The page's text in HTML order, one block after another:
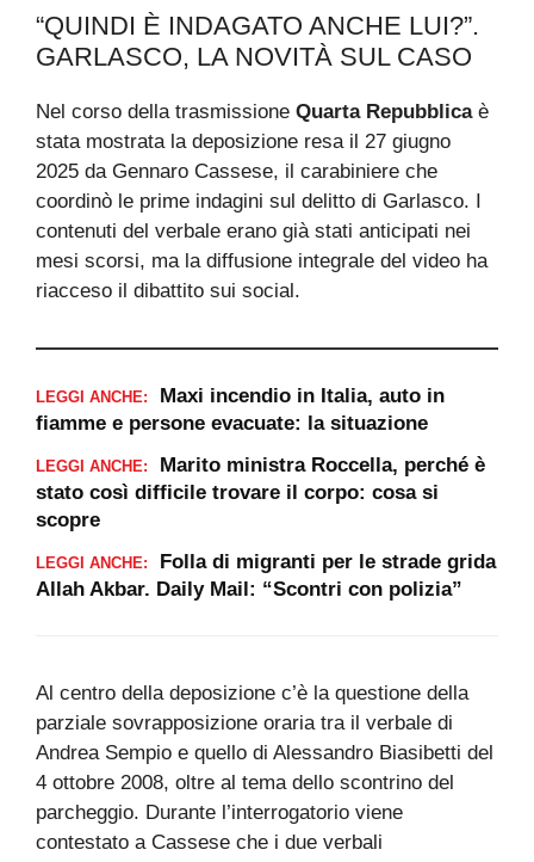
“QUINDI È INDAGATO ANCHE LUI?”.
GARLASCO, LA NOVITÀ SUL CASO
Nel corso della trasmissione Quarta Repubblicaè
stata mostrata la deposizione resa il 27 giugno
2025 da Gennaro Cassese, il carabiniere che
coordinò le prime indagini sul delitto di Garlasco. I
contenuti del verbale erano già stati anticipati nei
mesi scorsi, ma la diffusione integrale del video ha
riacceso il dibattito sui social.
LEGGI ANCHE:
Maxi incendio in Italia, auto in
fiamme e persone evacuate: la situazione
LEGGI ANCHE:
Marito ministra Roccella, perché è
stato così difficile trovare il corpo: cosa si
scopre
LEGGI ANCHE:
Folla di migranti per le strade grida
Allah Akbar. Daily Mail: “Scontri con polizia”
Al centro della deposizione c’è la questione della
parziale sovrapposizione oraria tra il verbale di
Andrea Sempio e quello di Alessandro Biasibetti del
4 ottobre 2008, oltre al tema dello scontrino del
parcheggio. Durante l’interrogatorio viene
contestato a Cassese che i due verbali